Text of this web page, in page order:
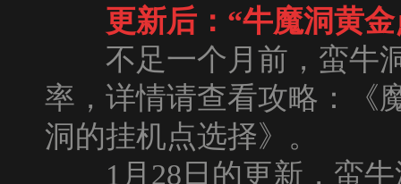
更新后：“牛魔洞黄
不足一个月前，蛮牛洞
率，详情请查看攻略：《
洞的挂机点选择》。
1月28日的更新，蛮牛